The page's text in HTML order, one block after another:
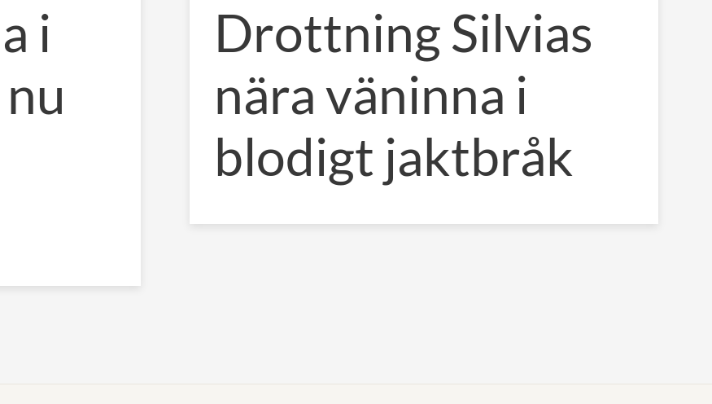
i
Drottning Silvias
nära väninna i
blodigt jaktbråk